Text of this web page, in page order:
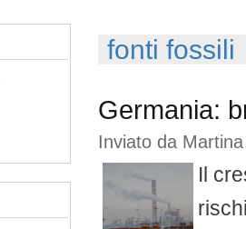
fonti fossili
Germania:
Inviato da
Il